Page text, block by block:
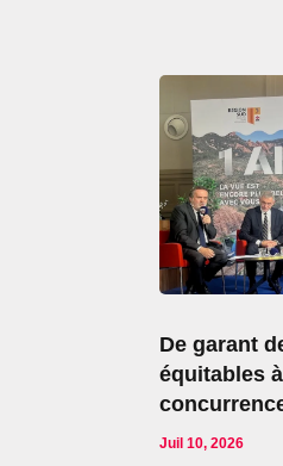
De garant
équitables
Juil 10, 2026